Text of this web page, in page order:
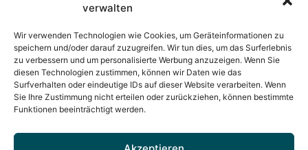
verwalten
Wir verwenden Technologien wie Cookies, um Geräteinformationen zu
speichern und/oder darauf zuzugreifen. Wir tun dies, um das Surferlebnis
zu verbessern und um personalisierte Werbung anzuzeigen. Wenn Sie
diesen Technologien zustimmen, können wir Daten wie das
Surfverhalten oder eindeutige IDs auf dieser Website verarbeiten. Wenn
Sie Ihre Zustimmung nicht erteilen oder zurückziehen, können bestimmte
Funktionen beeinträchtigt werden.
Widerrufsbelehrung
Datenschutzerklärung